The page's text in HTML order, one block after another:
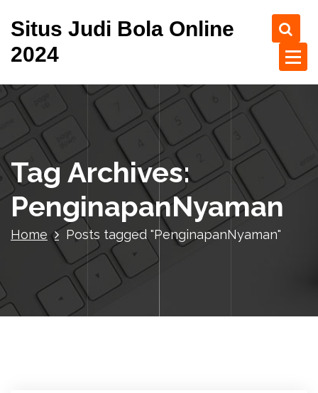
n
Situs Judi Bola Online
2024
Tag Archives:
PenginapanNyaman
Home Posts tagged "PenginapanNyaman"